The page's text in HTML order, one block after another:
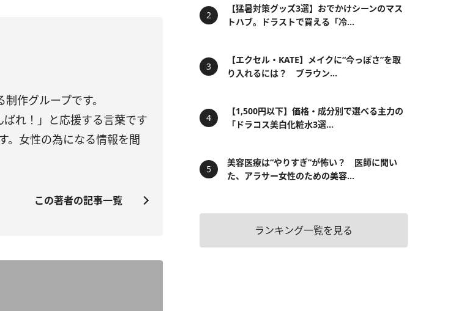
作グループです。
ばれ！」と応援する言葉です
。女性の為になる情報を間
この著者の記事一覧
【猛暑対策グッズ3選】おでかけシーンのマス
トハブ。ドラストで買える「冷...
【エクセル・KATE】メイクに“今っぽさ”を取
り入れるには？ ブラウン...
【1,500円以下】価格・成分別で選べる主力の
「ドラコス美白化粧水3選...
美容医療は“やりすぎ”が怖い？ 医師に聞い
た、アラサー女性のための美容...
ランキング一覧を見る